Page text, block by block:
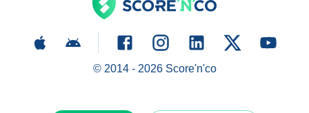
© 2014 - 2026Score'n'co